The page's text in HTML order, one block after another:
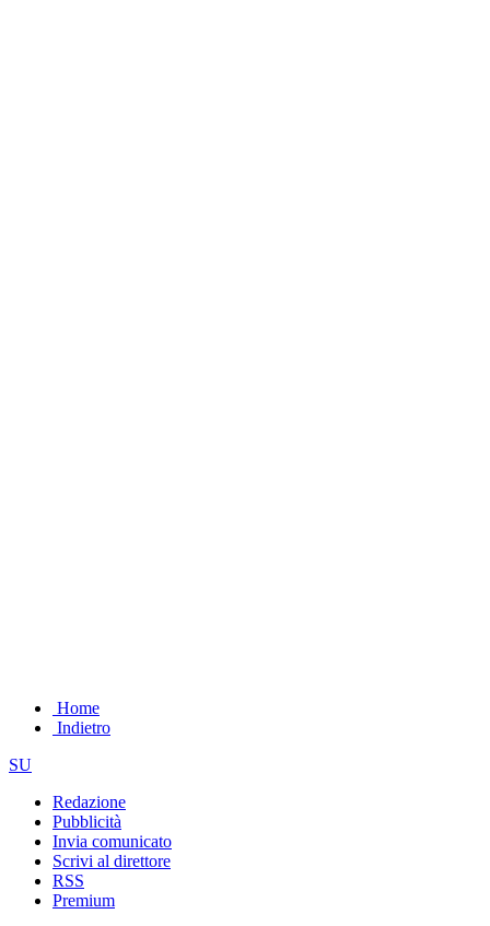
Home
Indietro
SU
Redazione
Pubblicità
Invia comunicato
Scrivi al direttore
RSS
Premium